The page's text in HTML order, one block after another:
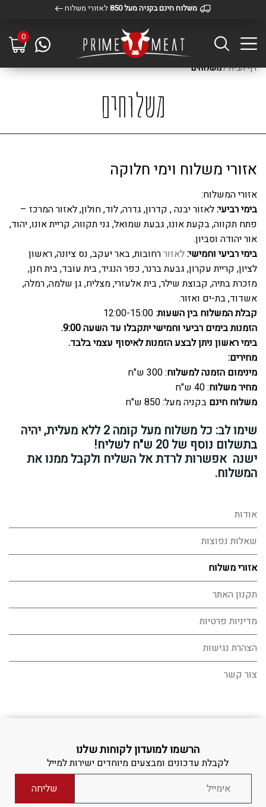
משלוח חינם בקניה מעל 850 לאזורי משלוח
0
משלוחים
דף הבית/משלוחים
אודות
שאלות נפוצות
אזורי משלוח
תקנון האתר
מדיניות פרטיות
הצהרת נגישות
צור קשר
אזורי משלוח וימי חלוקה
אזורי המשלוח:
בימי רביעי:לאזור יבנה , קדרון, גדרה, לוד, חולון,לאזור המרכז –
פתח תקווה, בקעת אונו, גבעת שמואל, גני תקווה, קריית אונו, יהוד,
אור יהודה וסביון.
בימי רביעי וחמישי:לאזוררחובות, באר יעקב, נס ציונה, ראשון
לציון, קריית עקרון, גבעת ברנר, כפר הנגיד, בית עובד, בית חנן,
מזכרת בתיה, קבוצת שילר, בית אלעזרי, מצליח, גן שלמה, רמלה,
אשדוד, בת-ים ואזור.
קבלת המשלוח בין השעות: 12:00-15:00
הזמנות בימים רביעי וחמישי יתקבלו עד השעה 9:00.
בימי ראשון ניתן לבצע הזמנות לאיסוף עצמי בלבד.
מחירים:
מינימום הזמנה למשלוח: 300 ש"ח
מחיר משלוח: 40 ש"ח
משלוח חינם בקניה מעל: 850 ש"ח
שימו לב: כל משלוח מעל קומה 2 ללא מעלית, יהיה
בתשלום נוסף של 20 ש"ח לשליח!
ישנה אפשרות לרדת אל השליח ולקבל ממנו את
המשלוח.
הרשמו למועדון לקוחות שלנו
לקבלת עדכונים ומבצעים מיוחדים ישירות למייל